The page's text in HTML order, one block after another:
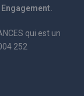
qui est un
252